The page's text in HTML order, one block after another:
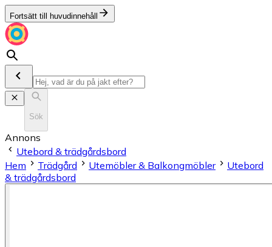
Fortsätt till huvudinnehåll
Sök
Annons
Utebord & trädgårdsbord
Hem
Trädgård Utemöbler & Balkongmöbler
Utebord
& trädgårdsbord